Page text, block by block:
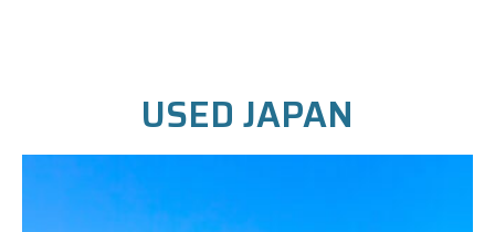
USED JAPAN